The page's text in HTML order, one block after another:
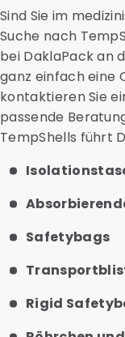
Sind Sie im
Suche nach
bei DaklaPack an
ganz einfach eine
kontaktieren Sie
passende
TempShells führt
Safetybags
Rigid